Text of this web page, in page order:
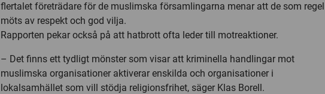
flertalet företrädare för de muslimska församlingarna menar att de som regel
möts av respekt och god vilja.
Rapporten pekar också på att hatbrott ofta leder till motreaktioner.
– Det finns ett tydligt mönster som visar att kriminella handlingar mot
muslimska organisationer aktiverar enskilda och organisationer i
lokalsamhället som vill stödja religionsfrihet, säger Klas Borell.